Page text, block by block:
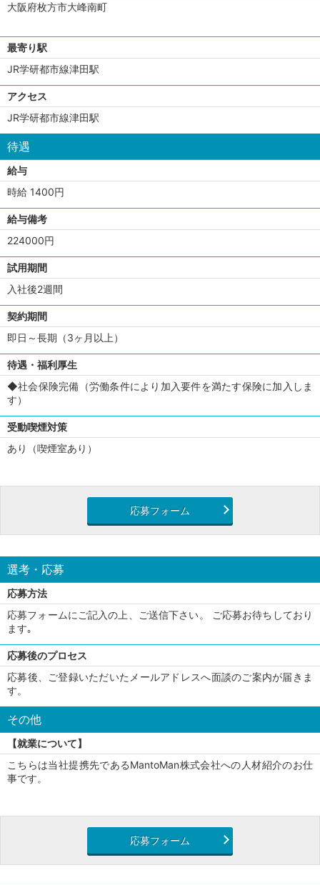
大阪府枚方市大峰南町
最寄り駅
JR学研都市線津田駅
アクセス
JR学研都市線津田駅
待遇
給与
時給 1400円
給与備考
224000円
試用期間
入社後2週間
契約期間
即日～長期（3ヶ月以上）
待遇・福利厚生
◆社会保険完備（労働条件により加入要件を満たす保険に加入しま
す）
受動喫煙対策
あり（喫煙室あり）
応募フォーム
選考・応募
応募方法
応募フォームにご記入の上、ご送信下さい。 ご応募お待ちしており
ます｡
応募後のプロセス
応募後、ご登録いただいたメールアドレスへ面談のご案内が届きま
す。
その他
【就業について】
こちらは当社提携先であるMantoMan株式会社への人材紹介のお仕
事です。
応募フォーム